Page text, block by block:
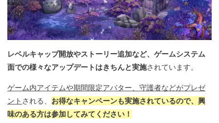
レベルキャップ開放やストーリー追加など、ゲームシステム
面での様々なアップデートはきちんと実施されています。
ゲーム内アイテムや期間限定アバター、守護者などがプレゼ
ント される、 お得なキャンペーンも実施されているので、興
味のある方は参加してみてください！